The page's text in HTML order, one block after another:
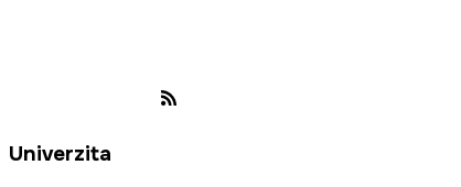
Univerzita